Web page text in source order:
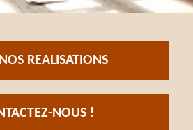
REALISATIONS
NOUS !